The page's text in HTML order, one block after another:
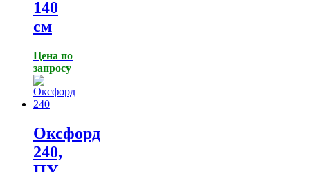
140
см
Цена по
запросу
Оксфорд
240,